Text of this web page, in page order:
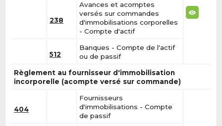
238
Avances et acomptes
versés sur commandes
d'immobilisations corporelles
- Compte d'actif
512
Banques - Compte de l'actif
ou de passif
Règlement au fournisseur d'immobilisation
incorporelle (acompte versé sur commande)
404
Fournisseurs
d'immobilisations - Compte
de passif